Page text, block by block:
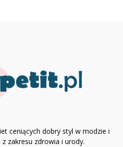
ceniących dobry styl w modzie i
zakresu zdrowia i urody.